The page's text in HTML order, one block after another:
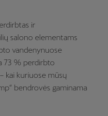
ir
salono elementams
vandenynuose
73 % perdirbto
kai kuriuose mūsų
bendrovės gaminama